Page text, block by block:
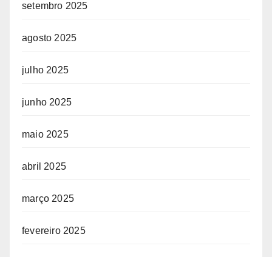
setembro 2025
agosto 2025
julho 2025
junho 2025
maio 2025
abril 2025
março 2025
fevereiro 2025